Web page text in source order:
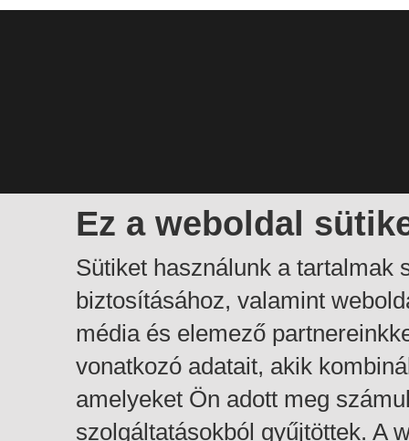
Ez a weboldal
Sütiket használunk a tartalmak
biztosításához, valamint
média és elemező
vonatkozó adatait, akik
amelyeket Ön adott meg
szolgáltatásokból gyűjtöttek. A